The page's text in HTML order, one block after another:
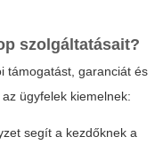
szolgáltatásait?
támogatást, garanciát és
ügyfelek kiemelnek:
segít a kezdőknek a